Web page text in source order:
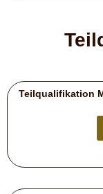
Teilqualifikation